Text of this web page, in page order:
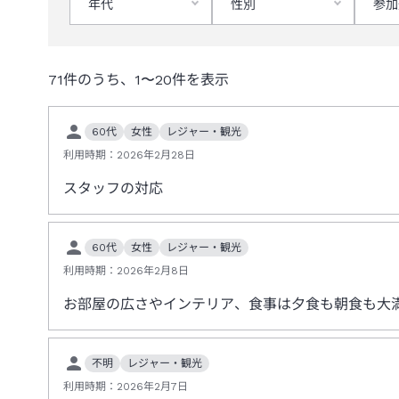
年代 性別 参
71件のうち、 1〜20件を表示
60代 女性
レジャー・観光
利用時期： 2026年2月28日
スタッフの対応
60代 女性
レジャー・観光
利用時期： 2026年2月8日
お部屋の広さやインテリア、食事は夕食も朝食も大
不明
レジャー・観光
利用時期： 2026年2月7日